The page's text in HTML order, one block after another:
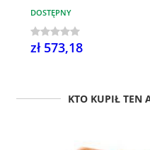
DOSTĘPNY
zł 573,18
KTO KUPIŁ TEN